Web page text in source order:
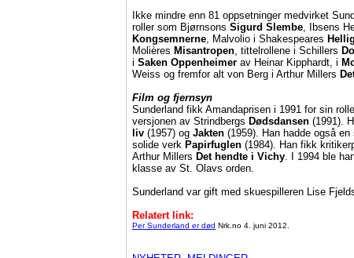
Ikke mindre enn 81 oppsetninger medvirket
roller som Bjørnsons Sigurd Slembe, Ibsens
Kongsemnerne, Malvolio i Shakespeares
Molières Misantropen, tittelrollene i Schillers
i Saken Oppenheimer av Heinar Kipphardt, i
Weiss og fremfor alt von Berg i Arthur Millers
Film og fjernsyn
Sunderland fikk Amandaprisen i 1991 for sin
versjonen av Strindbergs Dødsdansen (1991).
liv (1957) og Jakten (1959). Han hadde også
solide verk Papirfuglen (1984). Han fikk
Arthur Millers Det hendte i Vichy. I 1994 ble
klasse av St. Olavs orden.
Sunderland var gift med skuespilleren Lise
Relatert link:
Per Sunderland er død Nrk.no 4. juni 2012.